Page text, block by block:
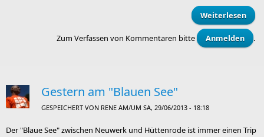
Weiterlesen
Zum Verfassen von Kommentaren bitte Anmelden .
Gestern am "Blauen See"
GESPEICHERT VON RENE AM/UM SA, 29/06/2013 - 18:18
Der "Blaue See" zwischen Neuwerk und Hüttenrode ist immer einen Trip